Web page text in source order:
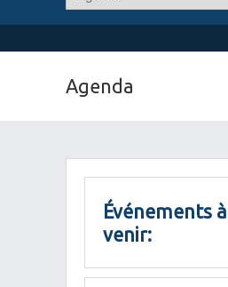
Agenda
Événements à
venir: